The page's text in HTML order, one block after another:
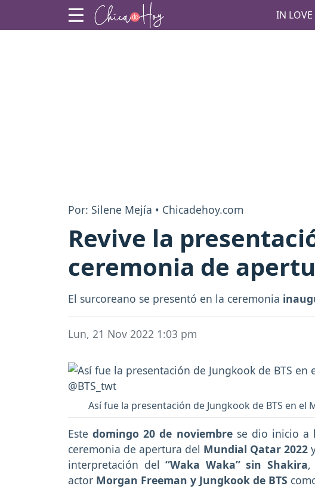
IN LOVE
Por: Silene Mejía • Chicadehoy.com
Revive la
ceremonia de
El surcoreano se presentó en la ceremonia
Lun, 21 Nov 2022 1:03 pm
Así fue la presentación de Jungkook de BTS en el
Estedomingo 20 de noviembrese dio inicio a
ceremonia de apertura del Mundial Qatar 2022
interpretación del “Waka Waka” sin Shakira,
actor Morgan Freeman y Jungkook de BTS